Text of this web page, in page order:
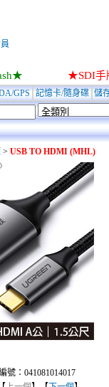
★SDI手
GPS 記憶卡/隨身碟 儲
> USB TO HDMI (MHL)
號：041081014017